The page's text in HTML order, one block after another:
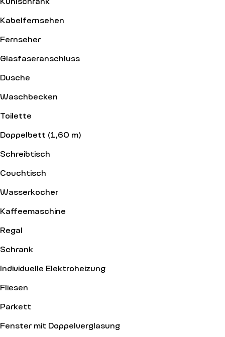
Kabelfernsehen
Fernseher
Glasfaseranschluss
Dusche
Waschbecken
Toilette
Doppelbett (1,60 m)
Schreibtisch
Couchtisch
Wasserkocher
Kaffeemaschine
Regal
Schrank
Individuelle Elektroheizung
Fliesen
Parkett
Fenster mit Doppelverglasung